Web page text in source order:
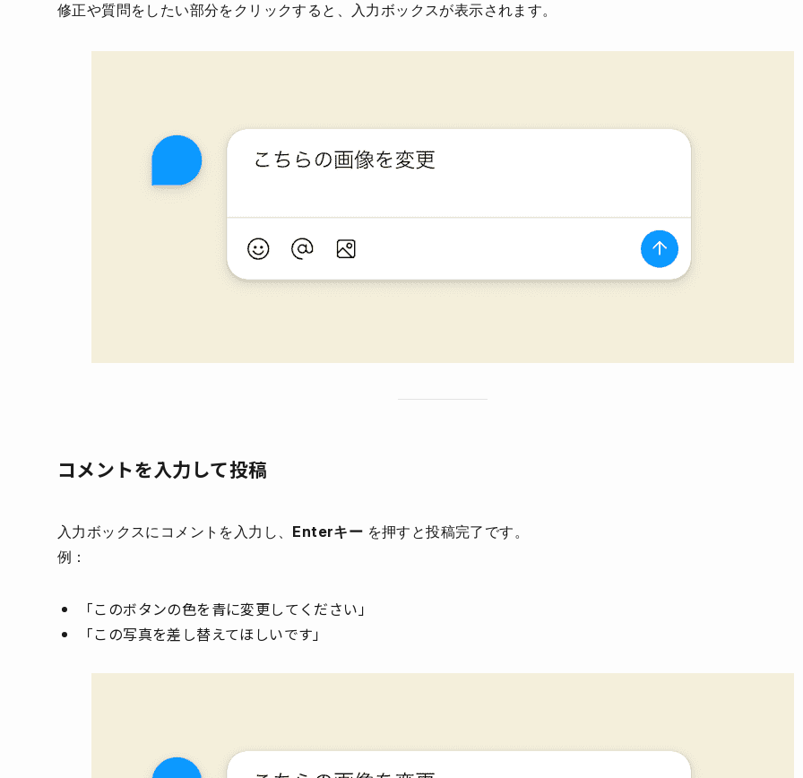
修正や質問をしたい部分をクリックすると、入力ボックスが表示されます。
コメントを入力して投稿
入力ボックスにコメントを入力し、 Enterキー を押すと投稿完了です。
例：
「このボタンの色を青に変更してください」
「この写真を差し替えてほしいです」